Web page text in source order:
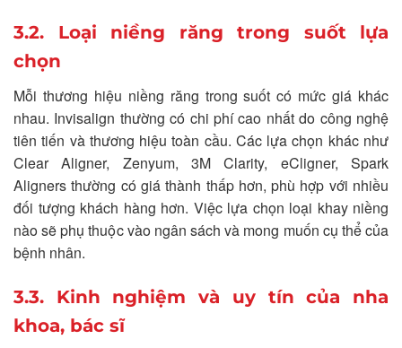
3.2. Loại niềng răng trong suốt lựa
chọn
Mỗi thương hiệu niềng răng trong suốt có mức giá khác
nhau. Invisalign thường có chi phí cao nhất do công nghệ
tiên tiến và thương hiệu toàn cầu. Các lựa chọn khác như
Clear Aligner, Zenyum, 3M Clarity, eCligner, Spark
Aligners thường có giá thành thấp hơn, phù hợp với nhiều
đối tượng khách hàng hơn. Việc lựa chọn loại khay niềng
nào sẽ phụ thuộc vào ngân sách và mong muốn cụ thể của
bệnh nhân.
3.3. Kinh nghiệm và uy tín của nha
khoa, bác sĩ